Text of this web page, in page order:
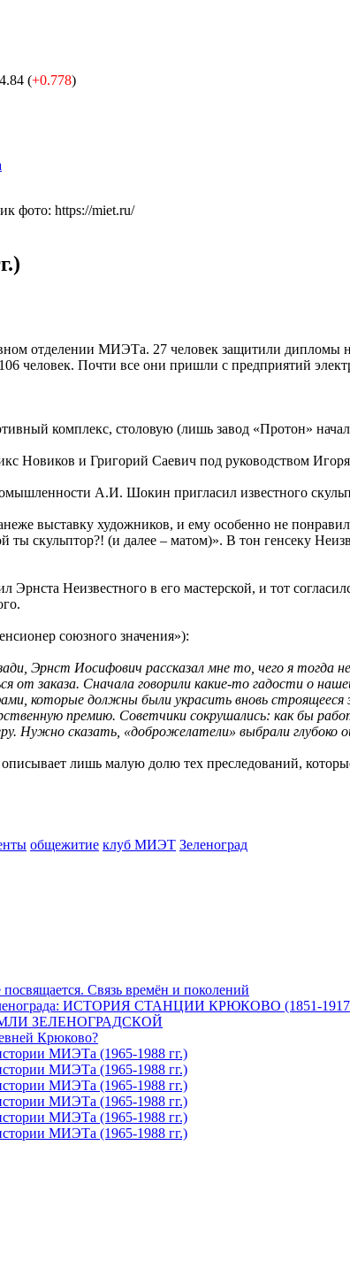
(+0.778)
фото: https://miet.ru/
отделении МИЭТа. 27 человек защитили дипломы
человек. Почти все они пришли с предприятий
комплекс, столовую (лишь завод «Протон»
Новиков и Григорий Саевич под руководством
А.И. Шокин пригласил известного
выставку художников, и ему особенно не
скульптор?! (и далее – матом)». В тон генсеку
Неизвестного в его мастерской, и тот
союзного значения»):
Эрнст Иосифович рассказал мне то, чего я тогда
от заказа. Сначала говорили какие-то гадости о
которые должны были украсить вновь строящееся
премию. Советчики сокрушались: как бы
Нужно сказать, «доброжелатели» выбрали глубоко
лишь малую долю тех преследований,
общежитие клуб МИЭТ Зеленоград
Связь времён и поколений
ИСТОРИЯ СТАНЦИИ КРЮКОВО (1851-1917
ЗЕЛЕНОГРАДСКОЙ
Крюково?
МИЭТа (1965-1988 гг.)
МИЭТа (1965-1988 гг.)
МИЭТа (1965-1988 гг.)
МИЭТа (1965-1988 гг.)
МИЭТа (1965-1988 гг.)
МИЭТа (1965-1988 гг.)